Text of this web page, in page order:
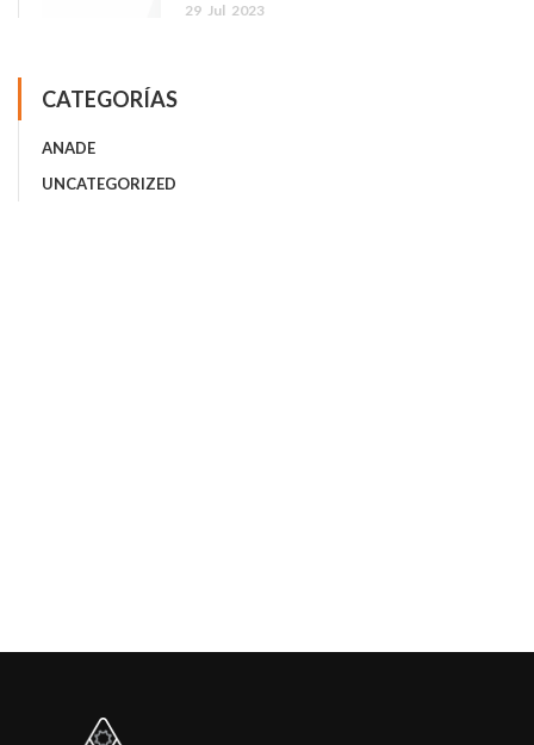
29 Jul 2023
CATEGORÍAS
ANADE
UNCATEGORIZED